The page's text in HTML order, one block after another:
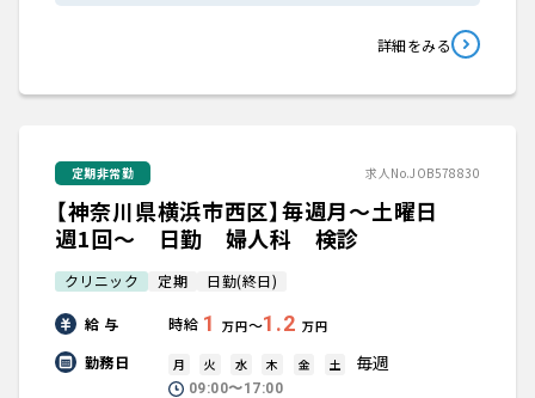
詳細をみる
定期非常勤 求人No.JOB578830
【神奈川県横浜市西区】毎週月～土曜日
週1回～ 日勤 婦人科 検診
クリニック 定期 日勤(終日)
給 与 時給 1 万円〜1.2 万円
勤務日 月 火 水 木 金 土 毎週
09:00〜17:00